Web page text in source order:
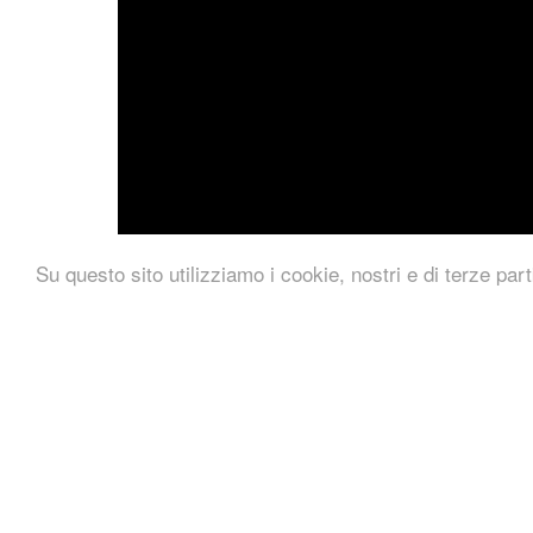
Su questo sito utilizziamo i cookie, nostri e di terze